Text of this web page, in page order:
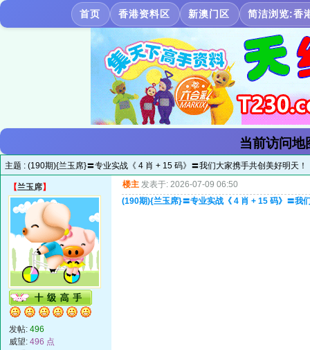
首页 香港资料区 新澳门区 简洁浏览:香
当前访问地
主题 : (190期){兰玉席}〓专业实战《 4 肖 + 15 码》〓我们大家携手共创美好明天！
【兰玉席】
发帖: 496
威望: 496 点
楼主 发表于: 2026-07-09 06:50
(190期){兰玉席}〓专业实战《 4 肖 + 15 码》〓我